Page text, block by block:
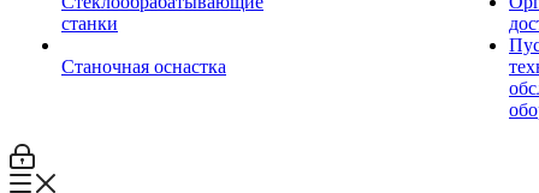
станки
Станочная оснастка